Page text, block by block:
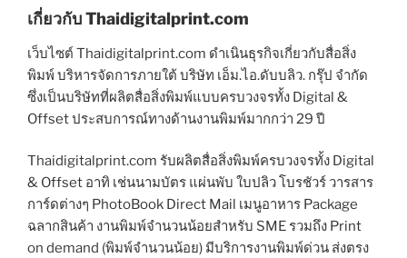
เกี่ยวกับ Thaidigitalprint.com
เว็บไซต์ Thaidigitalprint.com ดำเนินธุรกิจเกี่ยวกับสื่อสิ่ง
พิมพ์ บริหารจัดการภายใต้ บริษัท เอ็ม.ไอ.ดับบลิว. กรุ๊ป จำกัด
ซึ่งเป็นบริษัทที่ผลิตสื่อสิ่งพิมพ์แบบครบวงจรทั้ง Digital &
Offset ประสบการณ์ทางด้านงานพิมพ์มากกว่า 29 ปี
Thaidigitalprint.com รับผลิตสื่อสิ่งพิมพ์ครบวงจรทั้ง Digital
& Offset อาทิ เช่นนามบัตร แผ่นพับ ใบปลิว โบรชัวร์ วารสาร
การ์ดต่างๆ PhotoBook Direct Mail เมนูอาหาร Package
ฉลากสินค้า งานพิมพ์จำนวนน้อยสำหรับ SME รวมถึง Print
on demand (พิมพ์จำนวนน้อย) มีบริการงานพิมพ์ด่วน ส่งตรง